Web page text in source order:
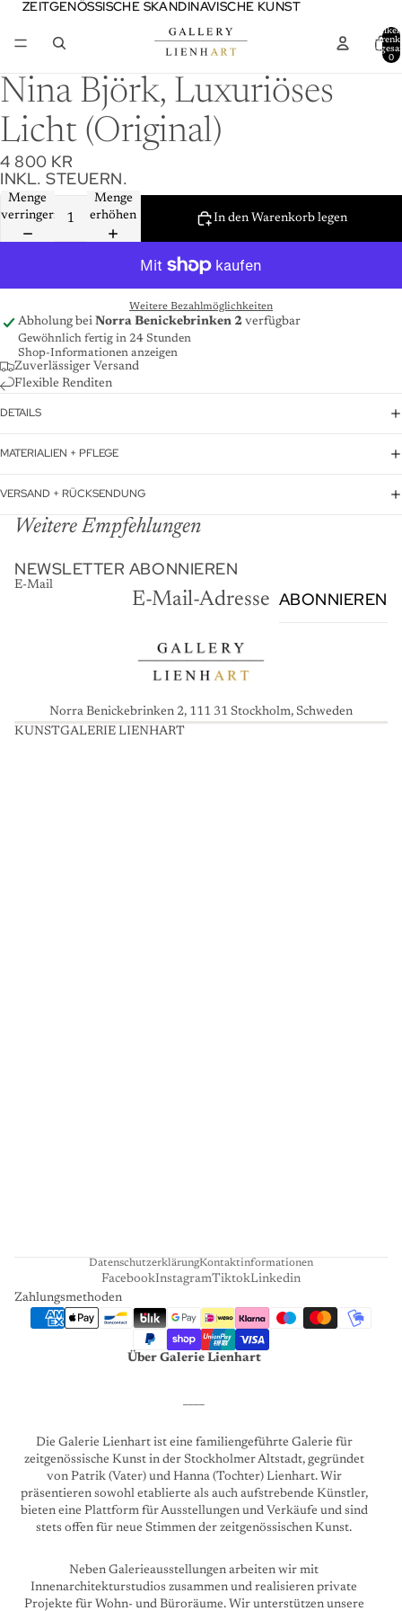
ZEITGENÖSSISCHE SKANDINAVISCHE KUNST
ZEITGENÖSSISCHE SKANDINAVISCHE KUNST
Artikel
0
Nina Björk, Luxuriöses
Licht (Original)
4 800 KR
INKL. STEUERN.
Menge
verringern
Menge
erhöhen
In den Warenkorb legen
Weitere Bezahlmöglichkeiten
Abholung bei Norra Benickebrinken 2 verfügbar
Gewöhnlich fertig in 24 Stunden
Shop-Informationen anzeigen
Zuverlässiger Versand
Flexible Renditen
DETAILS
MATERIALIEN + PFLEGE
VERSAND + RÜCKSENDUNG
Weitere Empfehlungen
NEWSLETTER ABONNIEREN
E-Mail
ABONNIEREN
Norra Benickebrinken 2, 111 31 Stockholm, Schweden
KUNSTGALERIE LIENHART
DatenschutzerklärungKontaktinformationen
FacebookInstagramTiktokLinkedin
Zahlungsmethoden
Über Galerie Lienhart
Die Galerie Lienhart ist eine familiengeführte Galerie für
zeitgenössische Kunst in der Stockholmer Altstadt, gegründet
von Patrik (Vater) und Hanna (Tochter) Lienhart. Wir
präsentieren sowohl etablierte als auch aufstrebende Künstler,
bieten eine Plattform für Ausstellungen und Verkäufe und sind
stets offen für neue Stimmen der zeitgenössischen Kunst.
Neben Galerieausstellungen arbeiten wir mit
Innenarchitekturstudios zusammen und realisieren private
Projekte für Wohn- und Büroräume. Wir unterstützen unsere